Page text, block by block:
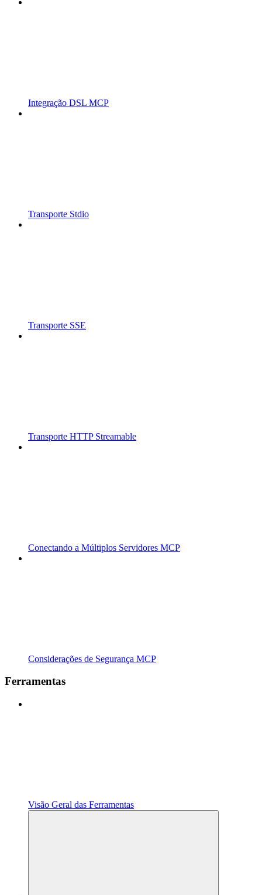
Integração DSL MCP
Transporte Stdio
Transporte SSE
Transporte HTTP Streamable
Conectando a Múltiplos Servidores MCP
Considerações de Segurança MCP
Ferramentas
Visão Geral das Ferramentas